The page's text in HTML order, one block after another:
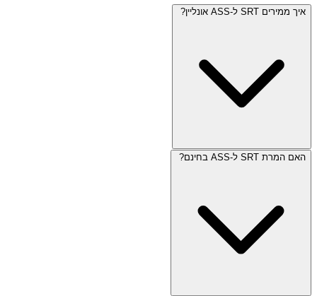
איך ממירים SRT ל-ASS אונליין?
האם המרת SRT ל-ASS בחינם?